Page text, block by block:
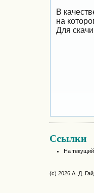
В
на
Для
Ссылки
На
(c) 2026 А. Д.